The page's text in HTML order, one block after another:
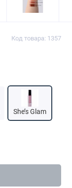
Код товара: 1357
She’s Glam